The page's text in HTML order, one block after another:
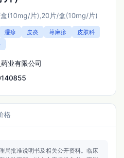
(10mg/片),20片/盒(10mg/片)
湿疹 皮炎 荨麻疹
皮肤科
业有限公司
格
局批准说明书及相关公开资料。 临床